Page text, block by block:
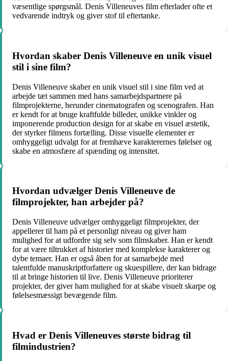
væsentlige spørgsmål. Denis Villeneuves film efterlader ofte et
vedvarende indtryk og giver stof til eftertanke.
Hvordan skaber Denis Villeneuve en unik visuel
stil i sine film?
Denis Villeneuve skaber en unik visuel stil i sine film ved at
arbejde tæt sammen med hans samarbejdspartnere på
filmprojekterne, herunder cinematografen og scenografen. Han
er kendt for at bruge kraftfulde billeder, unikke vinkler og
imponerende production design for at skabe en visuel æstetik,
der styrker filmens fortælling. Disse visuelle elementer er
omhyggeligt udvalgt for at fremhæve karakterernes følelser og
skabe en atmosfære af spænding og intensitet.
Hvordan udvælger Denis Villeneuve de
filmprojekter, han arbejder på?
Denis Villeneuve udvælger omhyggeligt filmprojekter, der
appellerer til ham på et personligt niveau og giver ham
mulighed for at udfordre sig selv som filmskaber. Han er kendt
for at være tiltrukket af historier med komplekse karakterer og
dybe temaer. Han er også åben for at samarbejde med
talentfulde manuskriptforfattere og skuespillere, der kan bidrage
til at bringe historien til live. Denis Villeneuve prioriterer
projekter, der giver ham mulighed for at skabe visuelt skarpe og
følelsesmæssigt bevægende film.
Hvad er Denis Villeneuves største bidrag til
filmindustrien?